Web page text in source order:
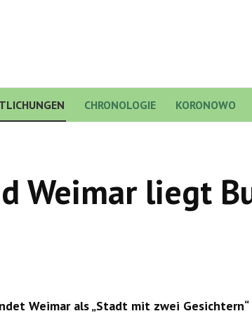
CHRONOLOGIE KORONOWO
Weimar liegt
Weimar als „Stadt mit zwei Gesichtern“